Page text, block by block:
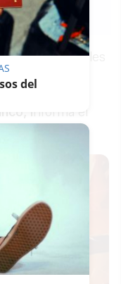
Guardar 0
este miércoles
, según un
finca del
informa el
del